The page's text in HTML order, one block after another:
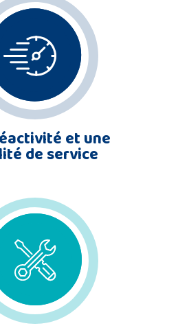
et une
de service